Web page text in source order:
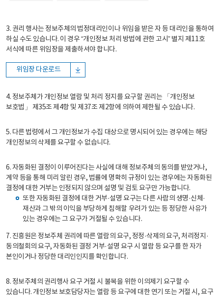
3. 권리 행사는 정보주체의 법정대리인이나 위임을 받은 자 등 대리인을 통하여
하실 수도 있습니다. 이 경우 “개인정보 처리 방법에 관한 고시” 별지 제11호
서식에 따른 위임장을 제출하셔야 합니다.
위임장 다운로드
4. 정보주체가 개인정보 열람 및 처리 정지를 요구할 권리는 「개인정보
보호법」 제35조 제4항 및 제37조 제2항에 의하여 제한될 수 있습니다.
5. 다른 법령에서 그 개인정보가 수집 대상으로 명시되어 있는 경우에는 해당
개인정보의 삭제를 요구할 수 없습니다.
6. 자동화된 결정이 이루어진다는 사실에 대해 정보주체의 동의를 받았거나,
계약 등을 통해 미리 알린 경우, 법률에 명확히 규정이 있는 경우에는 자동화된
결정에 대한 거부는 인정되지 않으며 설명 및 검토 요구만 가능합니다.
또한 자동화된 결정에 대한 거부·설명 요구는 다른 사람의 생명·신체·
재산과 그 밖의 이익을 부당하게 침해할 우려가 있는 등 정당한 사유가
있는 경우에는 그 요구가 거절될 수 있습니다.
7. 진흥원은 정보주체 권리에 따른 열람의 요구, 정정·삭제의 요구, 처리정지·
동의철회의 요구, 자동화된 결정 거부·설명 요구 시 열람 등 요구를 한 자가
본인이거나 정당한 대리인인지를 확인합니다.
8. 정보주체의 권리행사 요구 거절 시 불복을 위한 이의제기 요구할 수
있습니다. 개인정보 보호담당자는 열람 등 요구에 대한 연기 또는 거절 시, 요구